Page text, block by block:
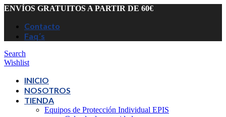
ENVÍOS GRATUITOS A PARTIR DE 60€
Contacto
Faq´s
Search
Wishlist
INICIO
NOSOTROS
TIENDA
Equipos de Protección Individual EPIS